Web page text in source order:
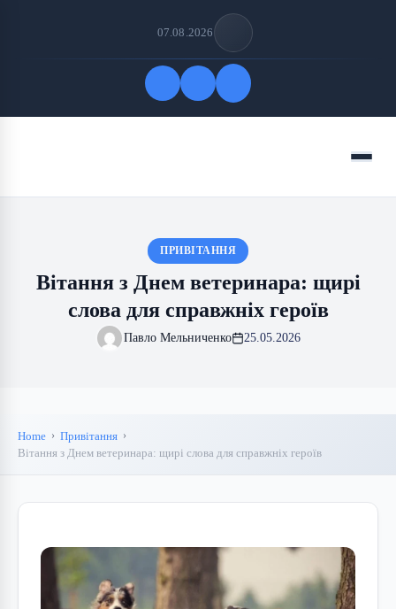
07.08.2026
Menu
ПРИВІТАННЯ
Вітання з Днем ветеринара: щирі
слова для справжніх героїв
Павло Мельниченко 25.05.2026
Home
Привітання
Вітання з Днем ветеринара: щирі слова для справжніх героїв